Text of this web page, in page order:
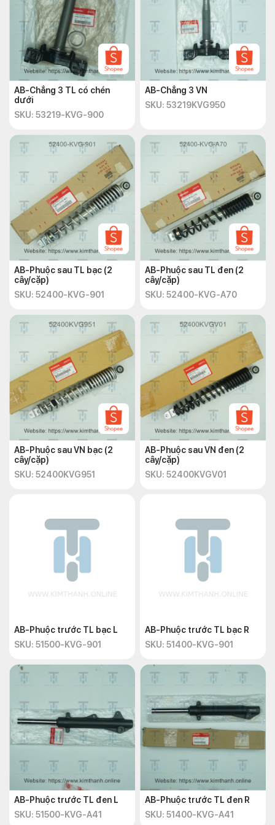
AB-Chẳng 3 TL có chén
dưới
SKU: 53219-KVG-900
AB-Chẳng 3 VN
SKU: 53219KVG950
AB-Phuộc sau TL bạc (2
cây/cặp)
SKU: 52400-KVG-901
AB-Phuộc sau TL đen (2
cây/cặp)
SKU: 52400-KVG-A70
AB-Phuộc sau VN bạc (2
cây/cặp)
SKU: 52400KVG951
AB-Phuộc sau VN đen (2
cây/cặp)
SKU: 52400KVGV01
AB-Phuộc trước TL bạc L
SKU: 51500-KVG-901
AB-Phuộc trước TL bạc R
SKU: 51400-KVG-901
AB-Phuộc trước TL đen L
SKU: 51500-KVG-A41
AB-Phuộc trước TL đen R
SKU: 51400-KVG-A41